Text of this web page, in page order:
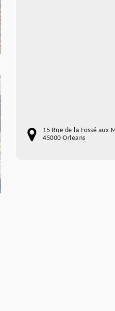
15 Rue de la Fossé aux
45000 Orleans